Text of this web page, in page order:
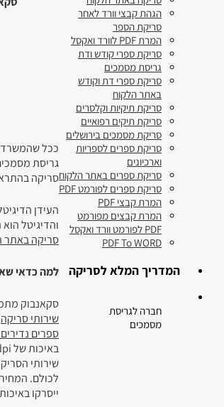
ככל
סריקה
העידן
והדיגיטל
סריקה באתר
למה כדאי
סקאנבוק
שירותי סריקה
ספרים
באיכות של 300dpi לפחות, מה שאומר שתקבלו קבצים ברמה הגבוהה ביותר.
שירותי
לכולם.
ייסרקו
הגהת קבצי וורד לאחר
סריקת הספר
המרת PDF לוורד ואקסל
סריקת ספרי קודש ודת
גריסת מסמכים
סריקת ספרי דת וקודש
באתר הלקוח
סריקת תיקיות וקלסרים
סריקת תיקים רפואיים
סריקת מסמכים בירושלים
סריקת ספרים לספריות
וארכיונים
סריקת ספרים באתר הלקוח
סריקת ספרים לפורמט PDF
המרת קבצי PDF
המרת קבצים מפורמט
PDF לפורמט וורד ואקסל
PDF To WORD
המדריך המלא לסריקה
חברה לגריסת
מסמכים